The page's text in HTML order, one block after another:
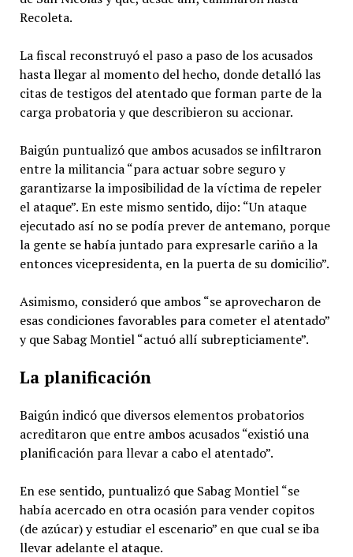
Recoleta.
La fiscal reconstruyó el paso a paso de los acusados
hasta llegar al momento del hecho, donde detalló las
citas de testigos del atentado que forman parte de la
carga probatoria y que describieron su accionar.
Baigún puntualizó que ambos acusados se infiltraron
entre la militancia “para actuar sobre seguro y
garantizarse la imposibilidad de la víctima de repeler
el ataque”. En este mismo sentido, dijo: “Un ataque
ejecutado así no se podía prever de antemano, porque
la gente se había juntado para expresarle cariño a la
entonces vicepresidenta, en la puerta de su domicilio”.
Asimismo, consideró que ambos “se aprovecharon de
esas condiciones favorables para cometer el atentado”
y que Sabag Montiel “actuó allí subrepticiamente”.
La planificación
Baigún indicó que diversos elementos probatorios
acreditaron que entre ambos acusados “existió una
planificación para llevar a cabo el atentado”.
En ese sentido, puntualizó que Sabag Montiel “se
había acercado en otra ocasión para vender copitos
(de azúcar) y estudiar el escenario” en que cual se iba
llevar adelante el ataque.